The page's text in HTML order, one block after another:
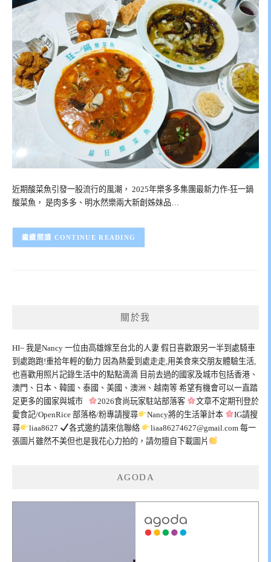
近期酸菜魚引發一股流行的風潮， 2025年樂多多集團最新力作-狂一鍋
酸菜魚， 是肉多多、明水然樂兩大新創姊妹品…
CONTINUE READING
關於我
HI~ 我是Nancy 一位由高雄嫁至台北的人妻 假日喜歡跟另一半到處騎車
到處跑跑!重拾年輕的動力 因為熱愛到處走走,用美食來交朋友體驗生活,
也喜歡用照片記錄生活中的點點滴滴 目前去過的國家及城市包括香港、
澳門、日本、韓國、泰國、美國、澳洲、越南等 希望有機會可以一直踏
足更多的國家與城市
2026食尚玩家駐站部落客
文章不定期刊登於
愛食記/OpenRice 部落格/粉專請搜尋
Nancy將的生活筆計本
IG請搜
尋
liaa8627 各式邀約請來信聯絡 liaa86274627@gmail.com每一
張圖片雖然不美但也是我花心力拍的，請勿擅自下載圖片
AGODA